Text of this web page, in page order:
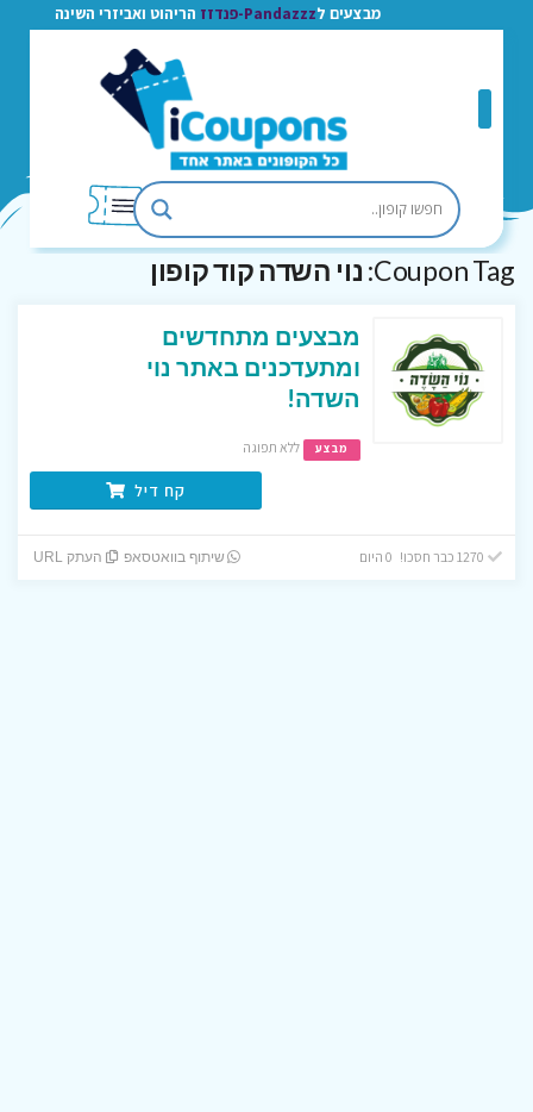
מבצעים לPandazzz-פנדזז הריהוט ואביזרי השינה
Coupon Tag: נוי השדה קוד קופון
מבצעים מתחדשים
ומתעדכנים באתר נוי
השדה!
מבצע ללא תפוגה
קח דיל
שיתוף בוואטסאפ העתק URL